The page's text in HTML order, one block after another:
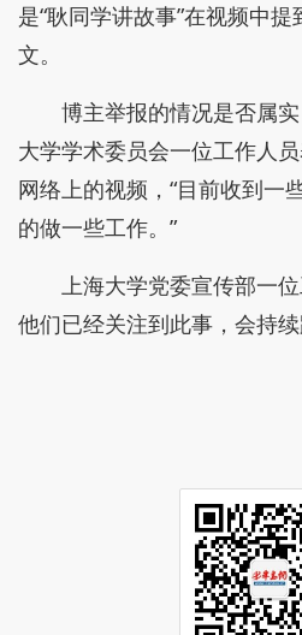
是“耿同学讲故事”在视频中
文。
博主举报的情况是否属
大学学术委员会一位工作人
网络上的视频，“目前收到一
的做一些工作。”
上海大学党委宣传部一
他们已经关注到此事，会持续